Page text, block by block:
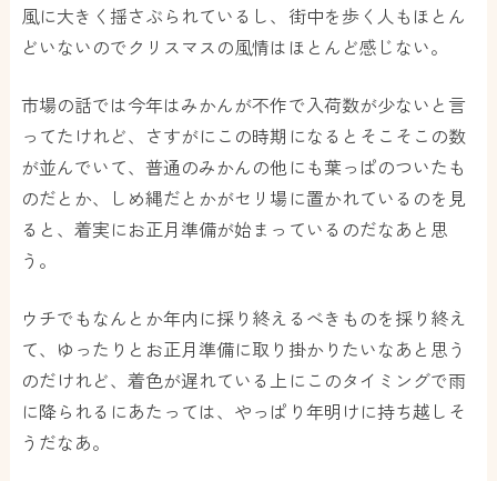
風に大きく揺さぶられているし、街中を歩く人もほとん
どいないのでクリスマスの風情はほとんど感じない。
市場の話では今年はみかんが不作で入荷数が少ないと言
ってたけれど、さすがにこの時期になるとそこそこの数
が並んでいて、普通のみかんの他にも葉っぱのついたも
のだとか、しめ縄だとかがセリ場に置かれているのを見
ると、着実にお正月準備が始まっているのだなあと思
う。
ウチでもなんとか年内に採り終えるべきものを採り終え
て、ゆったりとお正月準備に取り掛かりたいなあと思う
のだけれど、着色が遅れている上にこのタイミングで雨
に降られるにあたっては、やっぱり年明けに持ち越しそ
うだなあ。